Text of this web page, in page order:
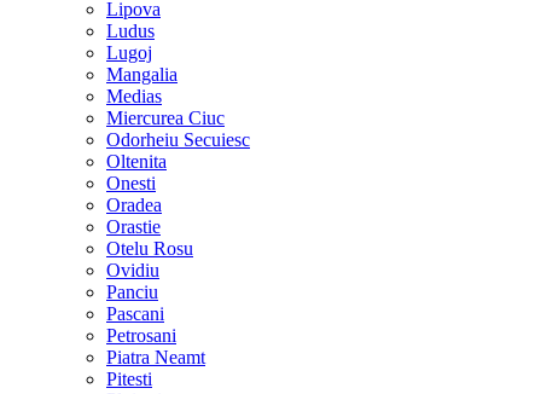
Lipova
Ludus
Lugoj
Mangalia
Medias
Miercurea Ciuc
Odorheiu Secuiesc
Oltenita
Onesti
Oradea
Orastie
Otelu Rosu
Ovidiu
Panciu
Pascani
Petrosani
Piatra Neamt
Pitesti